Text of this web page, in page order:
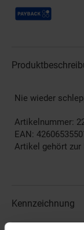
Payback Punkte
Nie wieder
Artikelnummer:
EAN:
Artikel gehört zur
Kennzeichnung